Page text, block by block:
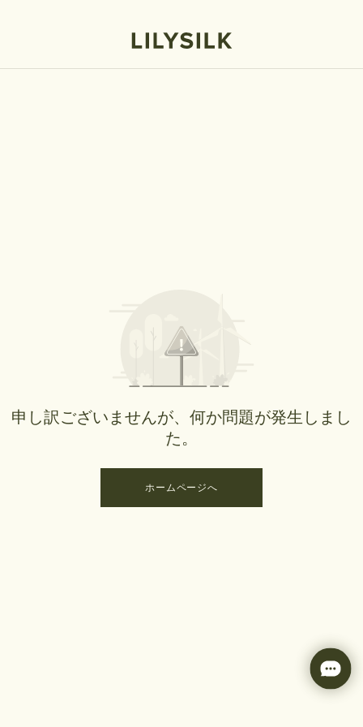
申し訳ございませんが、何か問題が発生しまし
た。
ホームページへ